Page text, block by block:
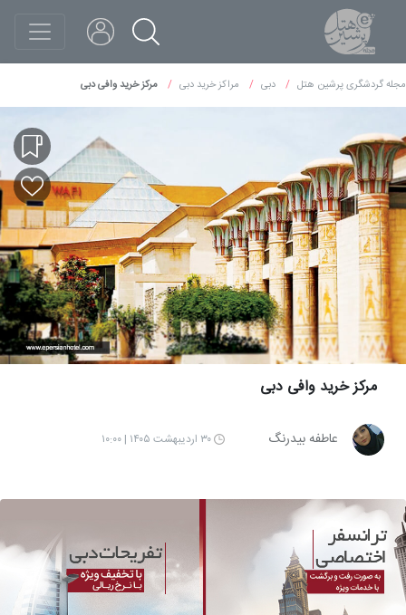
مجله گردشگری پرشین هتل دبی مراکز خرید دبی مرکز خرید وافی دبی
مرکز خرید وافی دبی
عاطفه بیدرنگ ۳۰ اردیبهشت ۱۴۰۵ | ۱۰:۰۰